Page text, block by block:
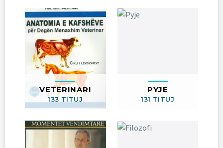
VETERINARI
133 TITUJ
PYJE
131 TITUJ